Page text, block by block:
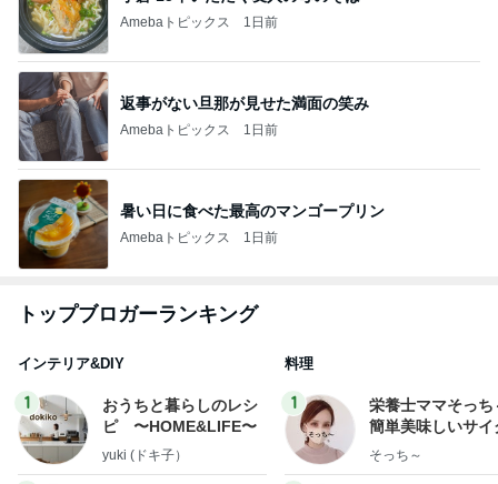
Amebaトピックス 1日前
返事がない旦那が見せた満面の笑み
Amebaトピックス 1日前
暑い日に食べた最高のマンゴープリン
Amebaトピックス 1日前
トップブロガーランキング
インテリア&DIY
1
おうちと暮らしのレシ
ピ 〜HOME&LIFE〜
yuki (ドキ子）
料理
1
栄養士ママそっち
簡単美味しいサイ
献立
そっち～